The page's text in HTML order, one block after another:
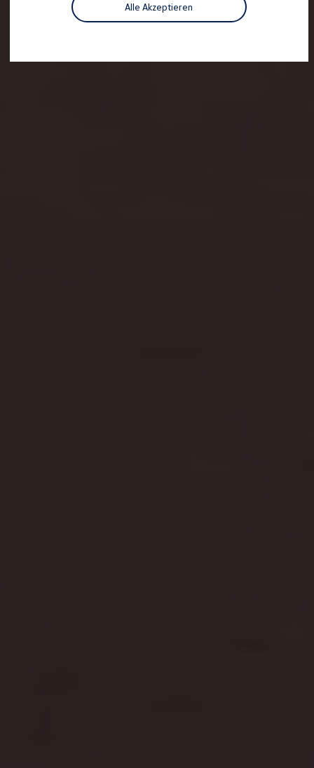
Unternehmen
Karriere
Nachhaltigkeit
Alle Akzeptieren